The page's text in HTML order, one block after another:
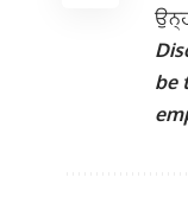
be